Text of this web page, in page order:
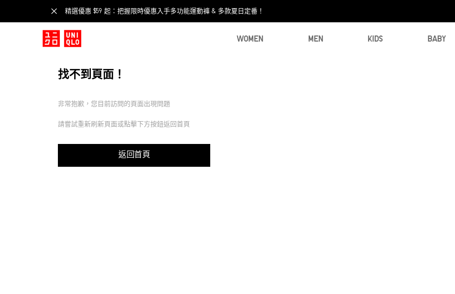
精選優惠 $59 起：把握限時優惠入手多功能運動褲 & 多款夏日定番！​
WOMEN MEN KIDS BABY
找不到頁面！
非常抱歉，您目前訪問的頁面出現問題
請嘗試重新刷新頁面或點擊下方按鈕返回首頁
返回首頁